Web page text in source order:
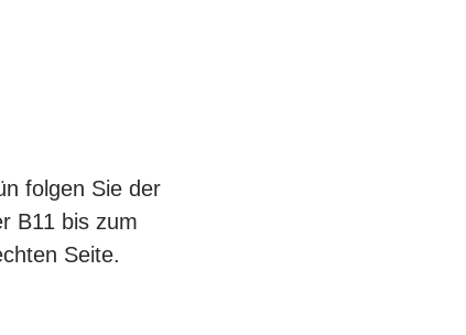
folgen Sie der
B11 bis zum
Seite.